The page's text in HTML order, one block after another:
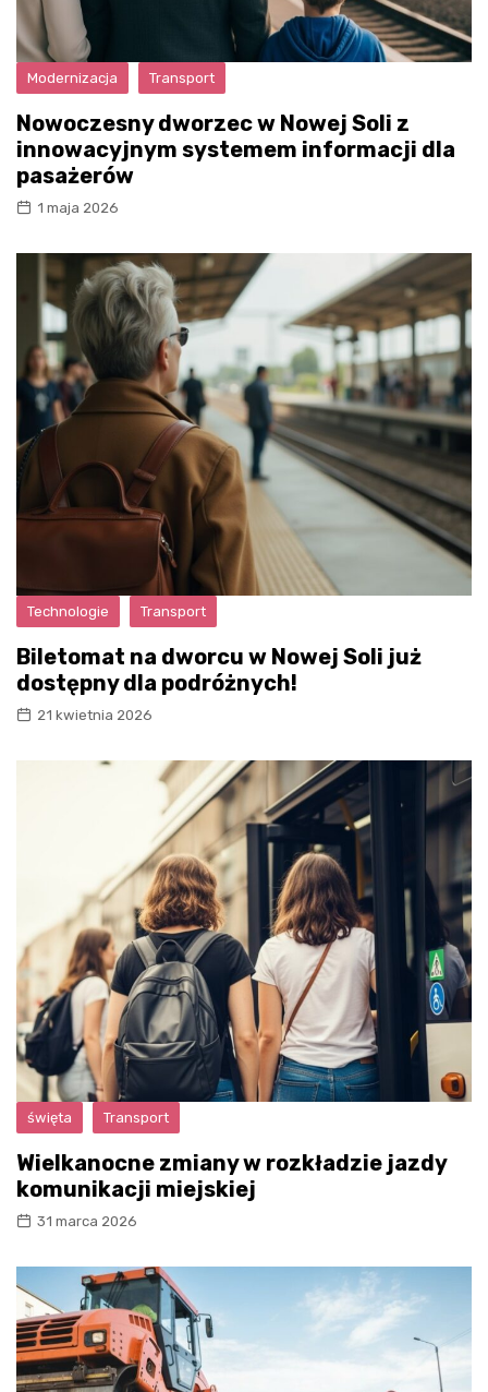
Modernizacja Transport
Nowoczesny dworzec w Nowej Soli z
innowacyjnym systemem informacji dla
pasażerów
1 maja 2026
Technologie Transport
Biletomat na dworcu w Nowej Soli już
dostępny dla podróżnych!
21 kwietnia 2026
święta Transport
Wielkanocne zmiany w rozkładzie jazdy
komunikacji miejskiej
31 marca 2026